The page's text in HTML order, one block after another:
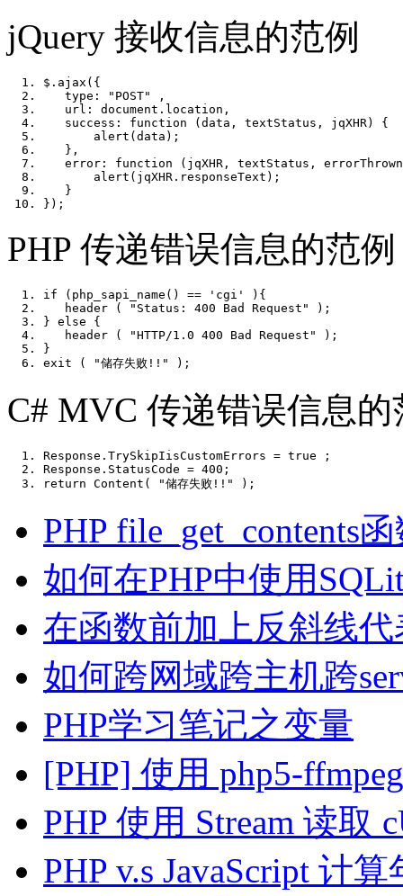
jQuery 接收信息的范例
$.ajax({
type:
"POST"
,
url: document.location,
success: function (data, textStatus,
alert(data);
},
error: function (jqXHR, textStatus,
alert(jqXHR.responseText);
}
});
PHP 传递错误信息的范例
if (php_sapi_name() == 'cgi'
){
header (
"Status: 400 Bad Request"
);
} else {
header (
"HTTP/1.0 400 Bad Request"
);
}
exit ( "储存失败!!" );
C# MVC 传递错误信息的
Response.TrySkipIisCustomErrors = true ;
Response.StatusCode = 400;
return Content( "储存失败!!" );
PHP file_get_contents
如何在PHP中使用
在函数前加上反斜线代
如何跨网域跨主机跨
PHP学习笔记之变量
[PHP] 使用 php5-
PHP 使用 Stream 读取
PHP v.s JavaScript 计